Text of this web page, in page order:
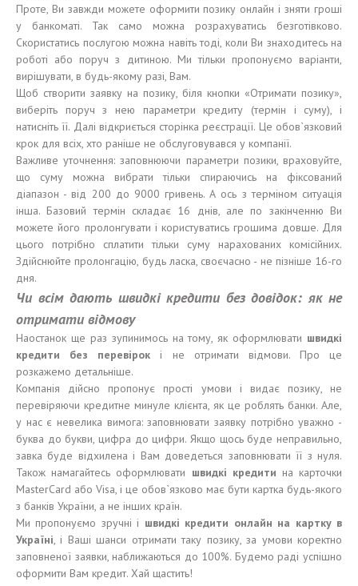
Проте, Ви завжди можете оформити позику онлайн і зняти гроші
у банкоматі. Так само можна розрахуватись безготівково.
Скористатись послугою можна навіть тоді, коли Ви знаходитесь на
роботі або поруч з дитиною. Ми тільки пропонуємо варіанти,
вирішувати, в будь-якому разі, Вам.
Щоб створити заявку на позику, біля кнопки «Отримати позику»,
виберіть поруч з нею параметри кредиту (термін і суму), і
натисніть її. Далі відкриється сторінка реєстрації. Це обов`язковий
крок для всіх, хто раніше не обслуговувався у компанії.
Важливе уточнення: заповнюючи параметри позики, враховуйте,
що суму можна вибрати тільки спираючись на фіксований
діапазон - від 200 до 9000 гривень. А ось з терміном ситуація
інша. Базовий термін складає 16 днів, але по закінченню Ви
можете його пролонгувати і користуватись грошима довше. Для
цього потрібно сплатити тільки суму нарахованих комісійних.
Здійснюйте пролонгацію, будь ласка, своєчасно - не пізніше 16-го
дня.
Чи всім дають швидкі кредити без довідок: як не
отримати відмову
Наостанок ще раз зупинимось на тому, як оформлювати швидкі
кредити без перевірок і не отримати відмови. Про це
розкажемо детальніше.
Компанія дійсно пропонує прості умови і видає позику, не
перевіряючи кредитне минуле клієнта, як це роблять банки. Але,
у нас є невелика вимога: заповнювати заявку потрібно уважно -
буква до букви, цифра до цифри. Якщо щось буде неправильно,
завка буде відхилена і Вам доведеться заповнювати її з нуля.
Також намагайтесь оформлювати швидкі кредити на карточки
MasterCard або Visa, і це обов`язково має бути картка будь-якого
з банків України, а не інших країн.
Ми пропонуємо зручні і швидкі кредити онлайн на картку в
Україні, і Ваші шанси отримати таку позику, за умови коректно
заповненої заявки, наближаються до 100%. Будемо раді успішно
оформити Вам кредит. Хай щастить!